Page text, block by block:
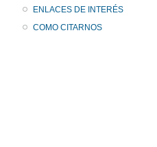
ENLACES DE INTERÉS
COMO CITARNOS